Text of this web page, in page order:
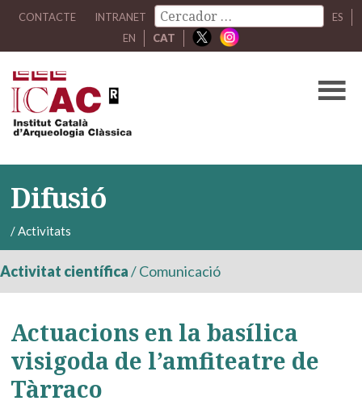
CONTACTE INTRANET
ES
EN
CAT
Difusió
/Activitats
Activitat científica/Comunicació
Actuacions en la basílica
visigoda de l’amfiteatre de
Tàrraco